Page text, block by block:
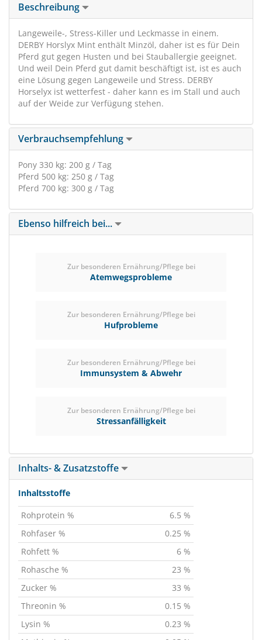
Beschreibung
Langeweile-, Stress-Killer und Leckmasse in einem.
DERBY Horslyx Mint enthält Minzöl, daher ist es für Dein
Pferd gut gegen Husten und bei Stauballergie geeignet.
Und weil Dein Pferd gut damit beschäftigt ist, ist es auch
eine Lösung gegen Langeweile und Stress. DERBY
Horselyx ist wetterfest - daher kann es im Stall und auch
auf der Weide zur Verfügung stehen.
Verbrauchsempfehlung
Pony 330 kg: 200 g / Tag
Pferd 500 kg: 250 g / Tag
Pferd 700 kg: 300 g / Tag
Ebenso hilfreich bei...
Zur besonderen Ernährung/Pflege bei
Atemwegsprobleme
Zur besonderen Ernährung/Pflege bei
Hufprobleme
Zur besonderen Ernährung/Pflege bei
Immunsystem & Abwehr
Zur besonderen Ernährung/Pflege bei
Stressanfälligkeit
Inhalts- & Zusatzstoffe
Inhaltsstoffe
Rohprotein %
6.5 %
Rohfaser %
0.25 %
Rohfett %
6 %
Rohasche %
23 %
Zucker %
33 %
Threonin %
0.15 %
Lysin %
0.23 %